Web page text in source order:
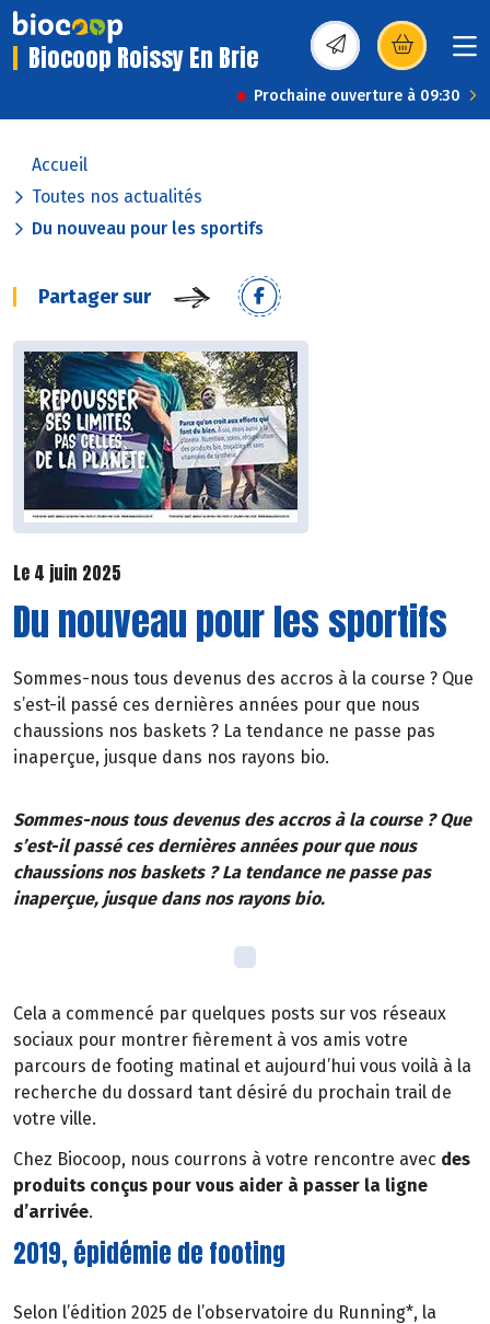
Biocoop Roissy En Brie (s’ouvre dans une
Prochaine ouverture à 09:30
Accueil
Toutes nos actualités
Du nouveau pour les sportifs
Partager sur
Le 4 juin 2025
Du nouveau pour les sportifs
Sommes-nous tous devenus des accros à la course ? Que
s’est-il passé ces dernières années pour que nous
chaussions nos baskets ? La tendance ne passe pas
inaperçue, jusque dans nos rayons bio.
Sommes-nous tous devenus des accros à la course ? Que
s’est-il passé ces dernières années pour que nous
chaussions nos baskets ? La tendance ne passe pas
inaperçue, jusque dans nos rayons bio.
Cela a commencé par quelques posts sur vos réseaux
sociaux pour montrer fièrement à vos amis votre
parcours de footing matinal et aujourd’hui vous voilà à la
recherche du dossard tant désiré du prochain trail de
votre ville.
Chez Biocoop, nous courrons à votre rencontre avec des
produits conçus pour vous aider à passer la ligne
d’arrivée.
2019, épidémie de footing
Selon l’édition 2025 de l’observatoire du Running*, la